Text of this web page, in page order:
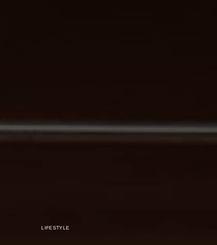
LIFESTYLE